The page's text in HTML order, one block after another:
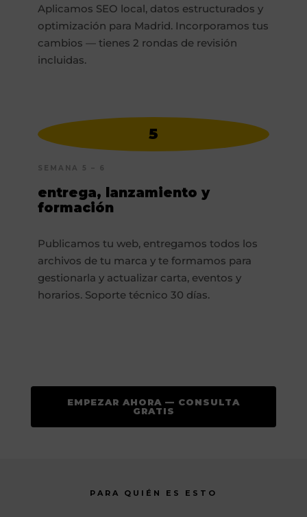
Aplicamos SEO local, datos estructurados y
optimización para Madrid. Incorporamos tus
cambios — tienes 2 rondas de revisión
incluidas.
5
SEMANA 5 – 6
entrega, lanzamiento y
formación
Publicamos tu web, entregamos todos los
archivos de tu marca y te formamos para
gestionarla y actualizar carta, eventos y
horarios. Soporte técnico 30 días.
EMPEZAR AHORA — CONSULTA
GRATIS
PARA QUIÉN ES ESTO